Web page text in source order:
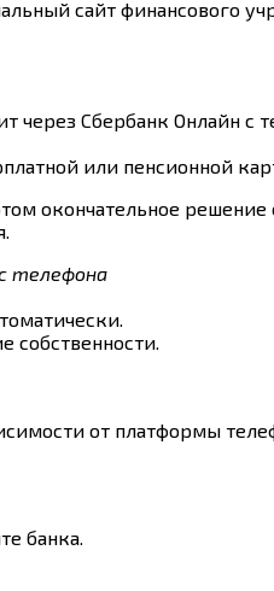
сайт финансового
или пенсионной
окончательное
собственности.
от платформы
банка.